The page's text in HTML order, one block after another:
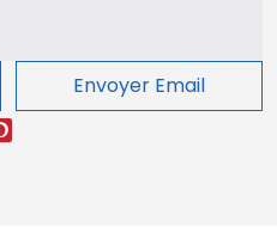
Envoyer Email